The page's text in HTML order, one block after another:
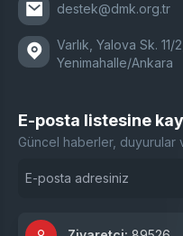
destek@dmk.org.tr
Varlık, Yalova Sk. 11/
Yenimahalle/Ankara
E-posta listesine
Güncel haberler, duyurular